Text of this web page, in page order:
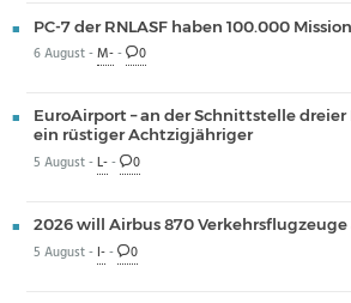
PC-7 der RNLASF haben 100.000
6 August -M-- 0
EuroAirport – an der Schnittstelle dreier
ein rüstiger Achtzigjähriger
5 August -L-- 0
2026 will Airbus 870
5 August - I-- 0